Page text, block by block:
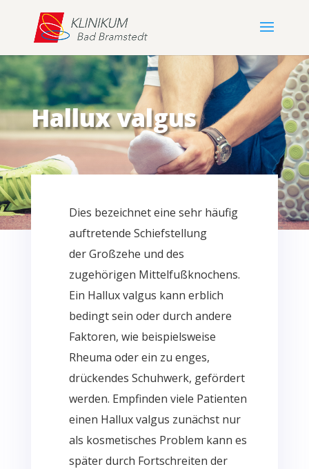
Hallux valgus
Dies bezeichnet eine sehr häufig
auftretende Schiefstellung
derGroßzehe und des
zugehörigen Mittelfußknochens.
Ein Halluxvalgus kann erblich
bedingt sein oder durch andere
Faktoren, wie beispielsweise
Rheuma oder ein zu enges,
drückendes Schuhwerk, gefördert
werden. Empfinden viele Patienten
einen Halluxvalgus zunächst nur
als kosmetisches Problem kann es
später durch Fortschreiten der